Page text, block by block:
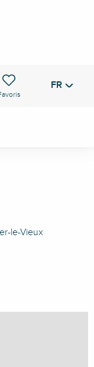
Voir les favoris FR
le-Vieux